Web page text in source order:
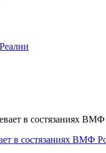
Реалии
в состязаниях ВМФ